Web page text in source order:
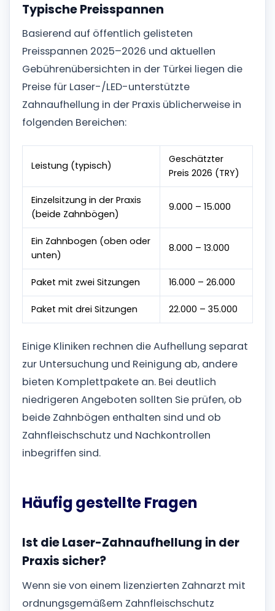
Typische Preisspannen
Basierend auf öffentlich gelisteten
Preisspannen 2025–2026 und aktuellen
Gebührenübersichten in der Türkei liegen die
Preise für Laser-/LED-unterstützte
Zahnaufhellung in der Praxis üblicherweise in
folgenden Bereichen:
Leistung (typisch)
Geschätzter
Preis 2026 (TRY)
Einzelsitzung in der Praxis
(beide Zahnbögen)
9.000 – 15.000
Ein Zahnbogen (oben oder
unten)
8.000 – 13.000
Paket mit zwei Sitzungen 16.000 – 26.000
Paket mit drei Sitzungen 22.000 – 35.000
Einige Kliniken rechnen die Aufhellung separat
zur Untersuchung und Reinigung ab, andere
bieten Komplettpakete an. Bei deutlich
niedrigeren Angeboten sollten Sie prüfen, ob
beide Zahnbögen enthalten sind und ob
Zahnfleischschutz und Nachkontrollen
inbegriffen sind.
Häufig gestellte Fragen
Ist die Laser-Zahnaufhellung in der
Praxis sicher?
Wenn sie von einem lizenzierten Zahnarzt mit
ordnungsgemäßem Zahnfleischschutz